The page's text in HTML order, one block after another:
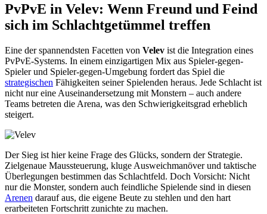
PvPvE in Velev: Wenn Freund und Feind
sich im Schlachtgetümmel treffen
Eine der spannendsten Facetten von Velev ist die Integration eines
PvPvE-Systems. In einem einzigartigen Mix aus Spieler-gegen-
Spieler und Spieler-gegen-Umgebung fordert das Spiel die
strategischen Fähigkeiten seiner Spielenden heraus. Jede Schlacht ist
nicht nur eine Auseinandersetzung mit Monstern – auch andere
Teams betreten die Arena, was den Schwierigkeitsgrad erheblich
steigert.
Der Sieg ist hier keine Frage des Glücks, sondern der Strategie.
Zielgenaue Maussteuerung, kluge Ausweichmanöver und taktische
Überlegungen bestimmen das Schlachtfeld. Doch Vorsicht: Nicht
nur die Monster, sondern auch feindliche Spielende sind in diesen
Arenen darauf aus, die eigene Beute zu stehlen und den hart
erarbeiteten Fortschritt zunichte zu machen.